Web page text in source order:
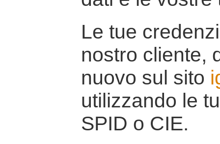
Le tue
nostro cliente,
nuovo sul sito
utilizzando le
SPID o CIE.